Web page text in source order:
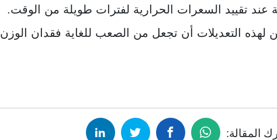
تقييد السعرات الحرارية لفترات طويلة من الوقت.
لهذه التعديلات أن تجعل من الصعب للغاية فقدان الوزن
المقالة: